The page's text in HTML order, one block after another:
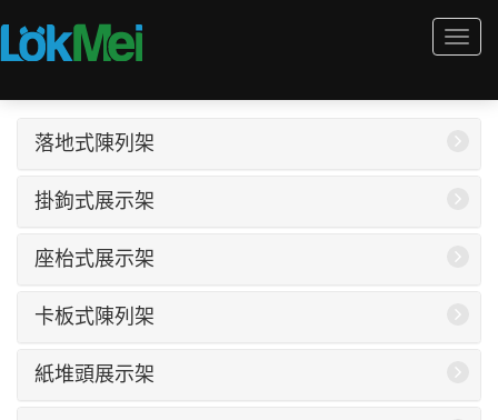
落地式陳列架
掛鉤式展示架
座枱式展示架
卡板式陳列架
紙堆頭展示架